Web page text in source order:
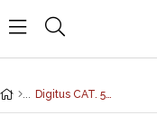
Digitus CAT. 5E SF-UTP Patch Kablo, 10 metre, AWG 26, Gri Renk